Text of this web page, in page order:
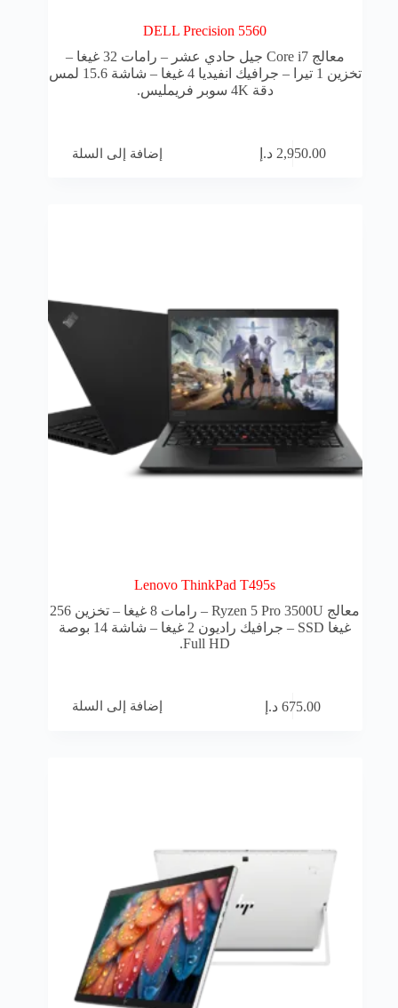
DELL Precision 5560
معالج Core i7 جيل حادي عشر – رامات 32 غيغا –
تخزين 1 تيرا – جرافيك انفيديا 4 غيغا – شاشة 15.6 لمس
دقة 4K سوبر فريمليس.
2,950.00 د.إ إضافة إلى السلة
Lenovo ThinkPad T495s
معالج Ryzen 5 Pro 3500U – رامات 8 غيغا – تخزين 256
غيغا SSD – جرافيك راديون 2 غيغا – شاشة 14 بوصة
Full HD.
675.00 د.إ إضافة إلى السلة